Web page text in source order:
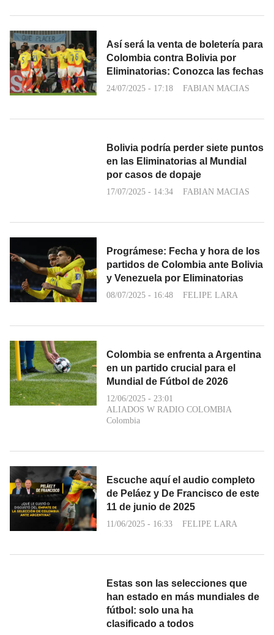
Así será la venta de boletería para
Colombia contra Bolivia por
Eliminatorias: Conozca las fechas
24/07/2025 - 17:18 FABIAN MACIAS
Bolivia podría perder siete puntos
en las Eliminatorias al Mundial
por casos de dopaje
17/07/2025 - 14:34 FABIAN MACIAS
Prográmese: Fecha y hora de los
partidos de Colombia ante Bolivia
y Venezuela por Eliminatorias
08/07/2025 - 16:48 FELIPE LARA
Colombia se enfrenta a Argentina
en un partido crucial para el
Mundial de Fútbol de 2026
12/06/2025 - 23:01
ALIADOS W RADIO COLOMBIA
Colombia
Escuche aquí el audio completo
de Peláez y De Francisco de este
11 de junio de 2025
11/06/2025 - 16:33 FELIPE LARA
Estas son las selecciones que
han estado en más mundiales de
fútbol: solo una ha
clasificado a todos